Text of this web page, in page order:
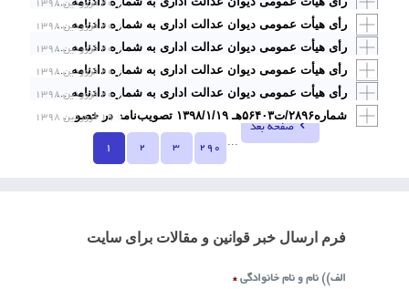
۲۰ فروردین ۱۳۹۸ رأی هیأت عمومی دیوان عدالت اداری به شماره دادنامه ۹۸۰۹۹۷۰۹۰۵۸۱۰۰۶۶ مورخ ۱۳۹۸/۱/۲۰ با موضوع: «ابطال دستورالعمل شماره ۰۲۰/۲۶۸۰۸ ـ ۱۳۹۴/۹/۴ وزیر جهاد کشاورزی
۲۰ فروردین ۱۳۹۸ رأی هیأت عمومی دیوان عدالت اداری به شماره دادنامه ۹۸۰۹۹۷۰۹۰۵۸۱۰۰۶۴ مورخ ۱۳۹۸/۱/۲۰ با موضوع: «ابطال ماده ۱۹ بخشنامه شماره ۹۴/۱۸۴۸۴۷ـ ۱۳۹۴/۷/۷ مدیریت کل مقررات، مجوزهای بانکی و مبارزه با پولشویی بانک مرکزی جمهوری اسلامی ایران
۲۰ فروردین ۱۳۹۸ رأی هیأت عمومی دیوان عدالت اداری به شماره دادنامه ۹۸۰۹۹۷۰۹۰۵۸۱۰۰۶۵ مورخ ۱۳۹۸/۱/۲۰ با موضوع: «ابطال نامه شماره ۱۳۲۰۶۷۱ـ ۱۳۹۶/۵/۱۶ رئیس امور مدیریت مشاغل و نظام‌های پرداخت سازمان اداری و استخدامی کشور»
۲۰ فروردین ۱۳۹۸ رأی هیأت عمومی دیوان عدالت اداری به شماره دادنامه ۹۸۰۹۹۷۰۹۰۵۸۱۰۰۶۷ مورخ ۱۳۹۸/۱/۲۰ با موضوع: «ابطال بخشنامه شماره ۷۳۰۴ـ ۱۳۸۶/۲/۴ سازمان امور مالیاتی کشور
۱۹ فروردین ۱۳۹۸ شماره۲۸۹۶/ت۵۶۴۰۳هـ ۱۳۹۸/۱/۱۹ تصویب‌نامه در خصوص تعرفه خدمات تشخیصی و درمانی در بخش عمومی غیردولتی در سال ۱۳۹۸
1 2 3 ...
290
صفحه بعد
فرم ارسال خبر قوانین و مقالات برای سایت
الف)) نام و نام خانوادگی *